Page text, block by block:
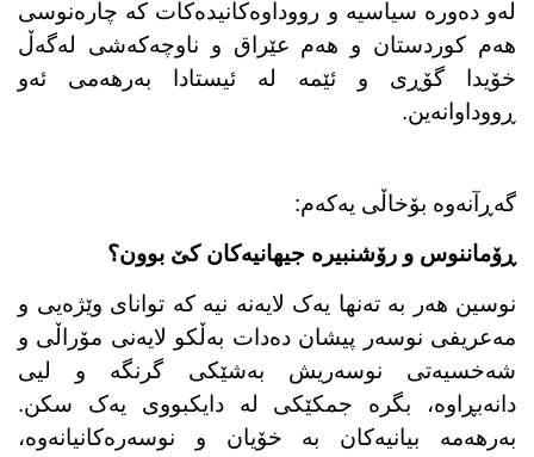
لەو دەورە سیاسیە و رووداوەکانیدەکات کە چارەنوسی
هەم کوردستان و هەم عێراق و ناوچەکەشی لەگەڵ
خۆیدا گۆڕی و ئێمە لە ئیستادا بەرهەمی ئەو
ڕووداوانەین.
گەڕآنەوە بۆخاڵی یەکەم:
ڕۆماننوس و رۆشنبیرە جیهانیەکان کێ بوون؟
نوسین هەر بە تەنها یەک لایەنە نیە کە توانای وێژەیی و
مەعریفی نوسەر پیشان دەدات بەڵکو لایەنی مۆراڵی و
شەخسیەتی نوسەریش بەشێکی گرنگە و لیی
دانەبڕاوە، بگرە جمکێکی لە دایکبووی یەک سکن.
بەرهەمە بیانیەکان بە خۆیان و نوسەرەکانیانەوە،